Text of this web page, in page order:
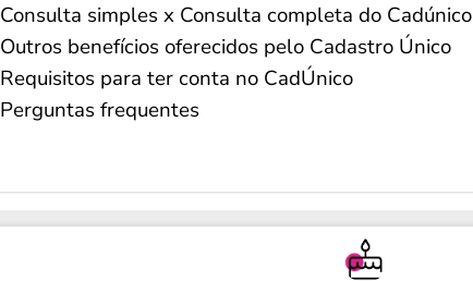
Consulta simples x Consulta completa do Cadúnico
Outros benefícios oferecidos pelo Cadastro Único
Requisitos para ter conta no CadÚnico
Perguntas frequentes